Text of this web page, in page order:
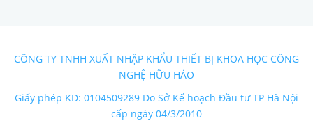
CÔNG TY TNHH XUẤT NHẬP KHẨU THIẾT BỊ KHOA HỌC CÔNG
NGHỆ HỮU HẢO
Giấy phép KD: 0104509289 Do Sở Kế hoạch Đầu tư TP Hà Nội
cấp ngày 04/3/2010